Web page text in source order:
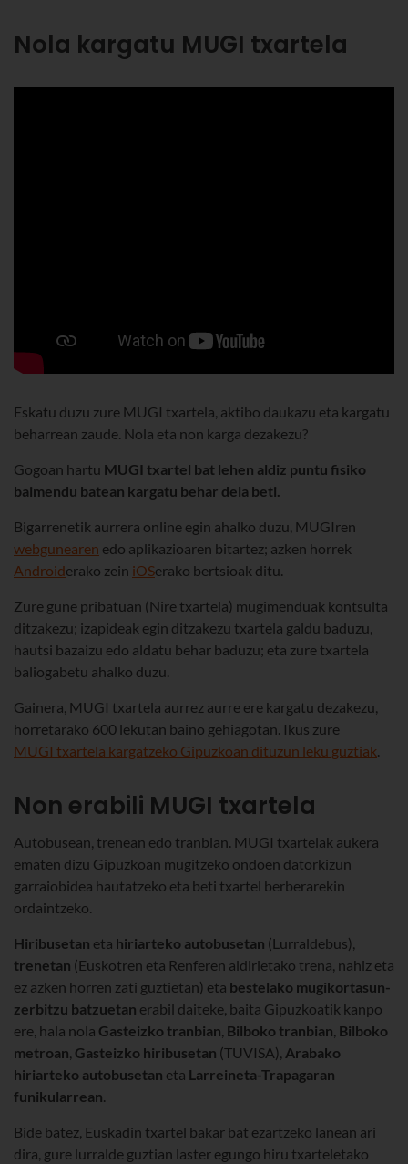
Nola kargatu MUGI txartela
Eskatu duzu zure MUGI txartela, aktibo daukazu eta kargatu
beharrean zaude. Nola eta non karga dezakezu?
Gogoan hartu MUGI txartel bat lehen aldiz puntu fisiko
baimendu batean kargatu behar dela beti.
Bigarrenetik aurrera online egin ahalko duzu, MUGIren
webgunearen edo aplikazioaren bitartez; azken horrek
Androiderako zein iOSerako bertsioak ditu.
Zure gune pribatuan (Nire txartela) mugimenduak kontsulta
ditzakezu; izapideak egin ditzakezu txartela galdu baduzu,
hautsi bazaizu edo aldatu behar baduzu; eta zure txartela
baliogabetu ahalko duzu.
Gainera, MUGI txartela aurrez aurre ere kargatu dezakezu,
horretarako 600 lekutan baino gehiagotan. Ikus zure
MUGI txartela kargatzeko Gipuzkoan dituzun leku guztiak.
Non erabili MUGI txartela
Autobusean, trenean edo tranbian. MUGI txartelak aukera
ematen dizu Gipuzkoan mugitzeko ondoen datorkizun
garraiobidea hautatzeko eta beti txartel berberarekin
ordaintzeko.
Hiribusetan eta hiriarteko autobusetan (Lurraldebus),
trenetan (Euskotren eta Renferen aldirietako trena, nahiz eta
ez azken horren zati guztietan) eta bestelako mugikortasun-
zerbitzu batzuetan erabil daiteke, baita Gipuzkoatik kanpo
ere, hala nola Gasteizko tranbian, Bilboko tranbian, Bilboko
metroan, Gasteizko hiribusetan (TUVISA), Arabako
hiriarteko autobusetan eta Larreineta-Trapagaran
funikularrean.
Bide batez, Euskadin txartel bakar bat ezartzeko lanean ari
dira, gure lurralde guztian laster egungo hiru txarteletako